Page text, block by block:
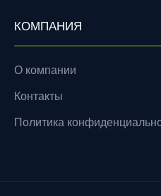
КОМПАНИЯ
О компании
Контакты
Политика